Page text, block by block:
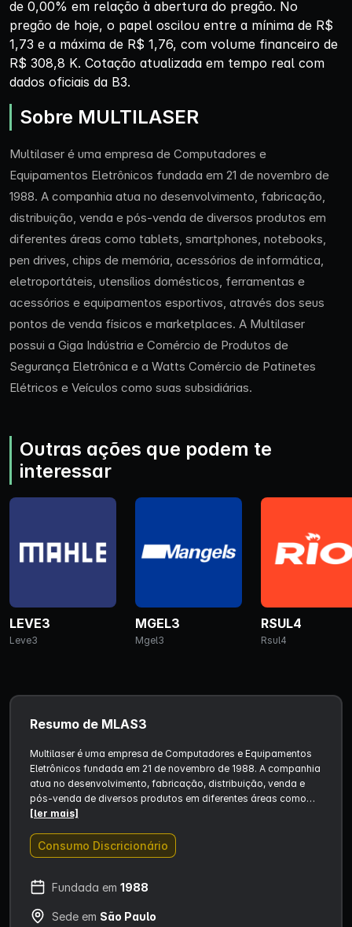
de 0,00% em relação à abertura do pregão. No
pregão de hoje, o papel oscilou entre a mínima de R$
1,73 e a máxima de R$ 1,76, com volume financeiro de
R$ 308,8 K. Cotação atualizada em tempo real com
dados oficiais da B3.
Sobre MULTILASER
Multilaser é uma empresa de Computadores e
Equipamentos Eletrônicos fundada em 21 de novembro de
1988. A companhia atua no desenvolvimento, fabricação,
distribuição, venda e pós-venda de diversos produtos em
diferentes áreas como tablets, smartphones, notebooks,
pen drives, chips de memória, acessórios de informática,
eletroportáteis, utensílios domésticos, ferramentas e
acessórios e equipamentos esportivos, através dos seus
pontos de venda físicos e marketplaces. A Multilaser
possui a Giga Indústria e Comércio de Produtos de
Segurança Eletrônica e a Watts Comércio de Patinetes
Elétricos e Veículos como suas subsidiárias.
Outras ações que podem te
interessar
LEVE3
Leve3
MGEL3
Mgel3
RSUL4
Rsul4
Resumo de MLAS3
Multilaser é uma empresa de Computadores e Equipamentos
Eletrônicos fundada em 21 de novembro de 1988. A companhia
atua no desenvolvimento, fabricação, distribuição, venda e
pós-venda de diversos produtos em diferentes áreas como…
[ler mais]
Consumo Discricionário
Fundada em 1988
Sede em São Paulo